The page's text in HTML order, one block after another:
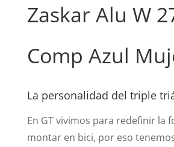
Zaskar Alu W
Comp Azul
La personalidad del triple
En GT vivimos para redefinir la
montar en bici, por eso